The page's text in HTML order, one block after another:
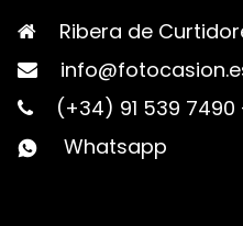
Ribera de
(+34) 91 539 7490
Whatsapp